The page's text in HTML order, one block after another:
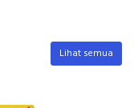
Lihat semua